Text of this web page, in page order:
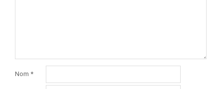
Nom *